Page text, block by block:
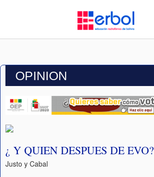
OPINION
¿ Y QUIEN DESPUES DE EVO?
Justo y Cabal